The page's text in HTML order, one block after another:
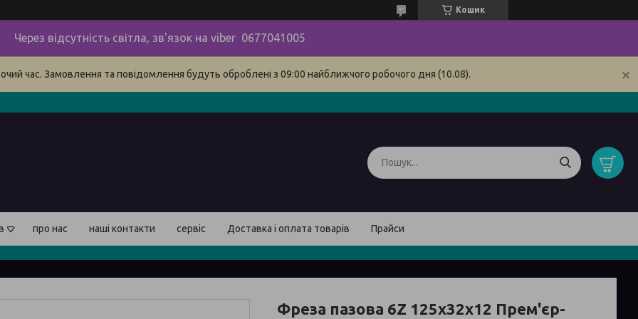
Кошик
Через відсутність світла, зв'язок на viber 0677041005
час. Замовлення та повідомлення будуть оброблені з 09:00 найближчого робочого дня (10.08).
про нас наші контакти сервіс Доставка і оплата товарів Прайси
Фреза пазова 6Z 125х32х12 Прем'єр-